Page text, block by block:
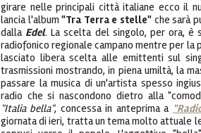
girare nelle principali città italiane ecco il
lancia l'album"Tra Terra e stelle"che sarà
dalla Edel. La scelta del singolo, per ora, è
radiofonico regionale campano mentre per la
lasciato libera scelta alle emittenti sul
trasmissioni mostrando, in piena umiltà, la
passare la musica di un'artista spesso
radio che si nascondono dietro alla
"Italia bella", concessa in anteprima a
giornata di ieri, tratta un tema molto attuale